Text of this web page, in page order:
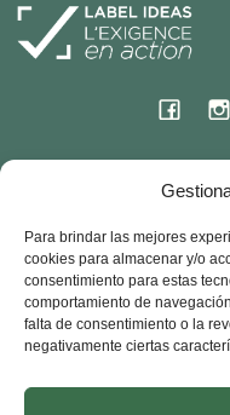
Para brindar las mejores
cookies para almacenar y/o
consentimiento para estas
comportamiento de
falta de consentimiento o la
negativamente ciertas
78000
33 +
Fondacio Worldwide –